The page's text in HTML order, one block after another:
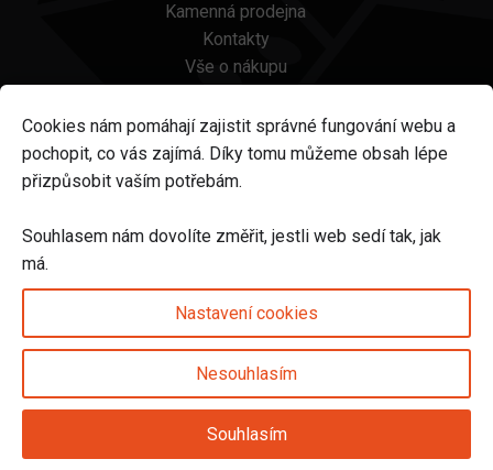
Kamenná prodejna
Kontakty
Vše o nákupu
Platba a doprava
Reklamace a vrácení
Obchodní podmínky
Odstoupení od smlouvy
Sledujte nás na
© 2025 Svět karet s.r.o. | vytvořeno DIGIBEES
Cookies nám pomáhají zajistit správné fungování webu a
pochopit, co vás zajímá. Díky tomu můžeme obsah lépe
přizpůsobit vaším potřebám.
Souhlasem nám dovolíte změřit, jestli web sedí tak, jak
má.
Nastavení cookies
Nesouhlasím
Souhlasím